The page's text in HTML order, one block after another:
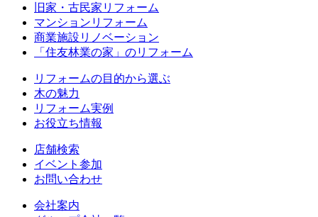
旧家・古民家リフォーム
マンションリフォーム
商業施設リノベーション
「住友林業の家」のリフォーム
リフォームの目的から選ぶ
木の魅力
リフォーム実例
お役立ち情報
店舗検索
イベント参加
お問い合わせ
会社案内